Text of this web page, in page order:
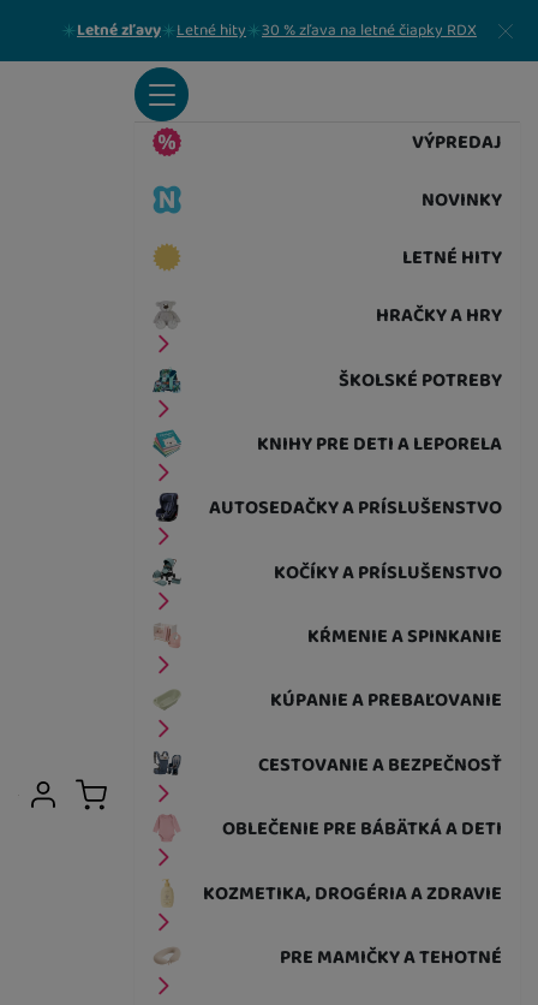
Letné zľavy Letné hity 30 % zľava na letné čiapky RDX Zavrieť
VÝPREDAJ
NOVINKY
LETNÉ HITY
HRAČKY A HRY
ŠKOLSKÉ POTREBY
KNIHY PRE DETI A LEPORELA
AUTOSEDAČKY A PRÍSLUŠENSTVO
KOČÍKY A PRÍSLUŠENSTVO
KŔMENIE A SPINKANIE
KÚPANIE A PREBAĽOVANIE
CESTOVANIE A BEZPEČNOSŤ
OBLEČENIE PRE BÁBÄTKÁ A DETI
KOZMETIKA, DROGÉRIA A ZDRAVIE
PRE MAMIČKY A TEHOTNÉ
Užívateľská sekcia
Prihlásiť sa
Košík